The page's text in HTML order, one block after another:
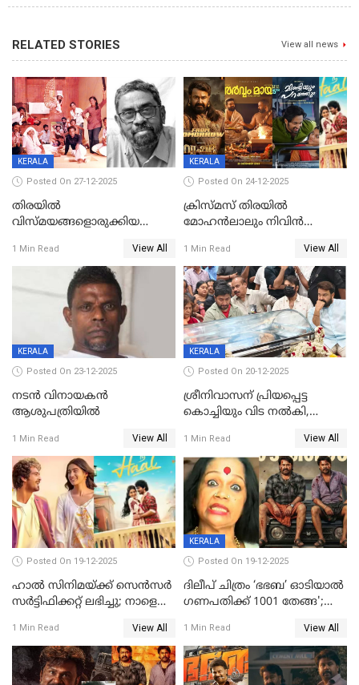
RELATED STORIES View all news
KERALA
Posted On 27-12-2025
തിരയിൽ
വിസ്മയങ്ങളൊരുക്കിയ
ശേഖര്‍ അന്തരിച്ചു
1 Min Read View All
KERALA
Posted On 24-12-2025
ക്രിസ്മസ് തിരയിൽ
മോഹൻലാലും നിവിൻ
ഷെയ്‌നും; 200 കോടി
മുടക്കിയെത്തുന്ന
വൃഷഭയുൾപ്പെടെ കാണാം
1 Min Read View All
KERALA
Posted On 23-12-2025
നടൻ വിനായകൻ
ആശുപത്രിയിൽ
1 Min Read View All
KERALA
Posted On 20-12-2025
ശ്രീനിവാസന് പ്രിയപ്പെട്ട
കൊച്ചിയും വിട നൽകി,
സംസ്കാരം നാളെ
1 Min Read View All
Posted On 19-12-2025
ഹാല്‍ സിനിമയ്ക്ക് സെന്‍സര്‍
സര്‍ട്ടിഫിക്കറ്റ് ലഭിച്ചു; നാളെ
1 Min Read View All
KERALA
Posted On 19-12-2025
ദിലീപ് ചിത്രം ‘ഭഭബ’ ഓടിയാൽ
ഗണപതിക്ക് 1001 തേങ്ങ';
1 Min Read View All